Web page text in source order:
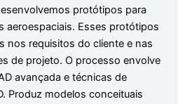
protótipos para
aeroespaciais. Esses protótipos
nos requisitos do cliente e nas
de projeto. O processo envolve
avançada e técnicas de
Produz modelos conceituais